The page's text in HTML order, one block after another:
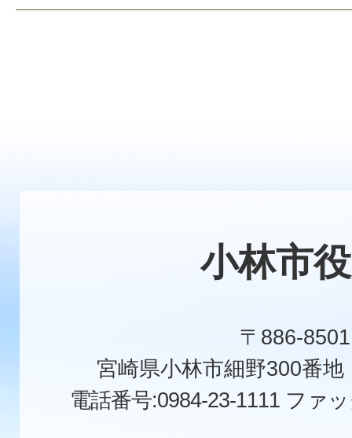
小林市
〒886-8501
宮崎県小林市細野300番
電話番号:0984-23-1111 ファ